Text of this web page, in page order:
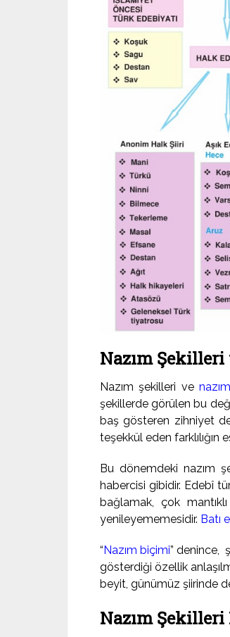
Nazım
Nazım şekilleri ve
şekillerde görülen bu
baş gösteren zihniyet
teşekkül eden farklılığın
Bu dönemdeki nazım
habercisi gibidir. Edebî
bağlamak, çok
yenileyememesidir. Batı
“ Nazım biçimi” denince,
gösterdiği özellik
beyit, günümüz şiirinde
Nazım